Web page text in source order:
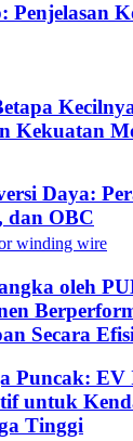
Penjelasan
Kekuatan
Daya:
dan OBC
oleh
Secara
Puncak:
untuk
Tinggi​